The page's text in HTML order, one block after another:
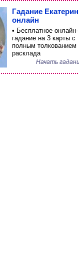
Гадание
онлайн
• Бесплатное онлайн-
гадание на 3 карты с
полным толкованием
расклада
Начать